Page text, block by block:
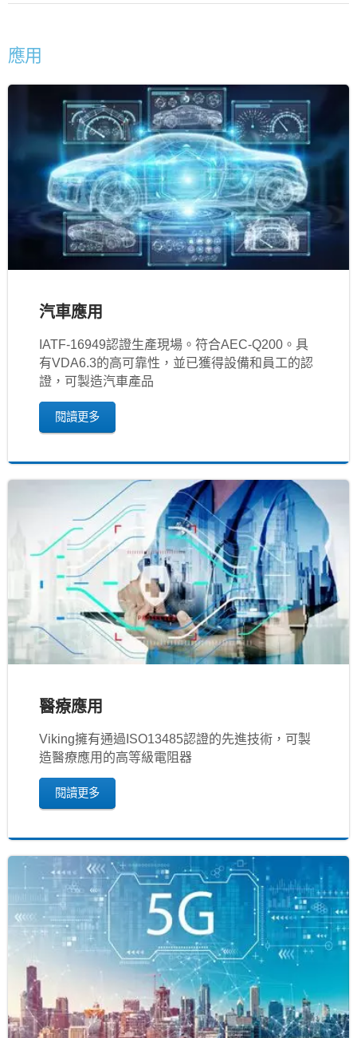
應用
汽車應用
IATF‐16949認證生產現場。符合AEC-Q200。具
有VDA6.3的高可靠性，並已獲得設備和員工的認
證，可製造汽車產品
閱讀更多
醫療應用
Viking擁有通過ISO13485認證的先進技術，可製
造醫療應用的高等級電阻器
閱讀更多